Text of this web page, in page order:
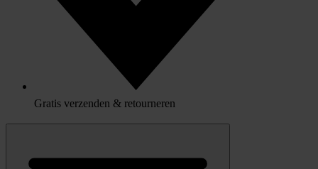
Gratis verzenden & retourneren